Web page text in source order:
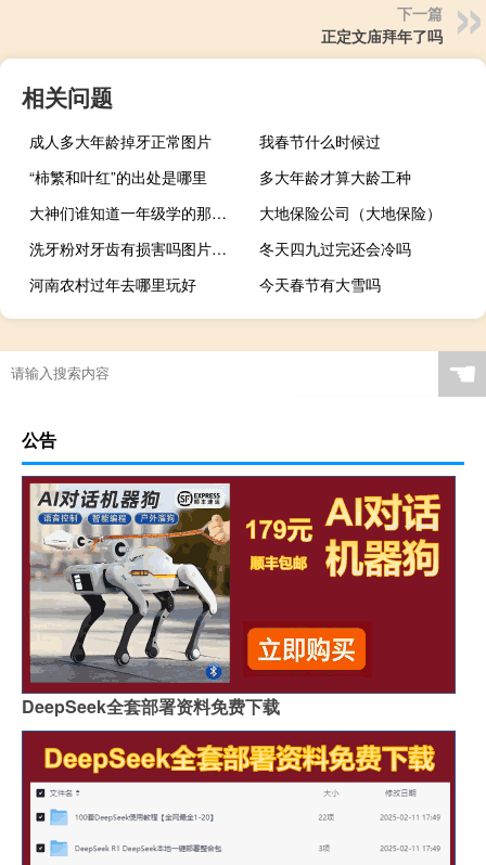
下一篇
正定文庙拜年了吗
相关问题
成人多大年龄掉牙正常图片
我春节什么时候过
“柿繁和叶红”的出处是哪里
多大年龄才算大龄工种
大神们谁知道一年级学的那个加减法口诀表横着看和竖着看的规律是什么啊
大地保险公司（大地保险）
洗牙粉对牙齿有损害吗图片（洗牙粉对牙齿有损害吗）
冬天四九过完还会冷吗
河南农村过年去哪里玩好
今天春节有大雪吗
☚
公告
DeepSeek全套部署资料免费下载